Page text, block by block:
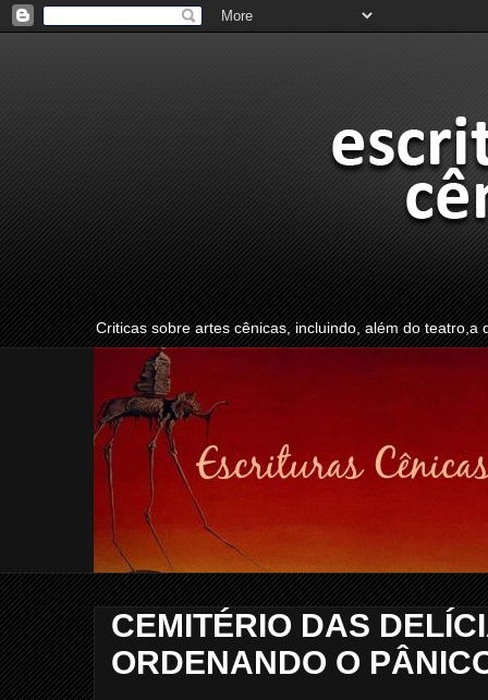
Criticas sobre artes cênicas, incluindo, além do
CEMITÉRIO DAS
ORDENANDO O